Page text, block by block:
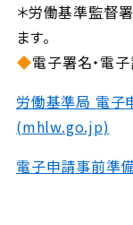
＊労働基準監督
ます。
電子署名・電
労働基準局 電子
(mhlw.go.jp)
電子申請事前準